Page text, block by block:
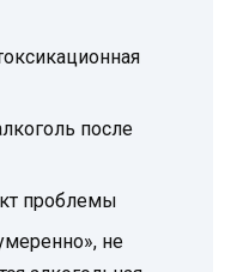
после
проблемы
не